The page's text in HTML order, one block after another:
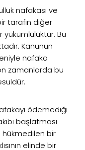
nafakası ve
tarafın diğer
Bu
Kanunun
nafaka
zamanlarda bu
ödemediği
başlatması
bir
elinde bir